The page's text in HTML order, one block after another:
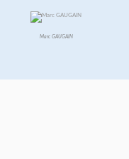
Marc GAUGAIN